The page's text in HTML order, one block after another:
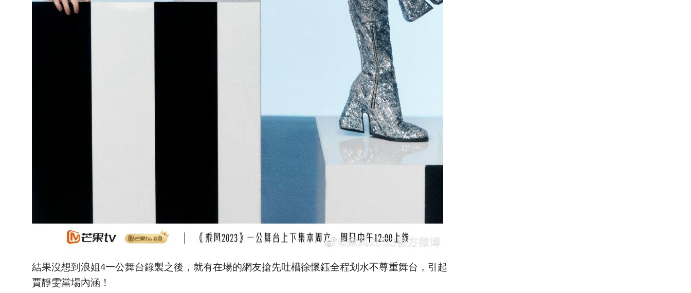
結果沒想到浪姐4一公舞台錄製之後，就有在場的網友搶先吐槽徐懷鈺全程划水不尊重舞台，引起
賈靜雯當場內涵！